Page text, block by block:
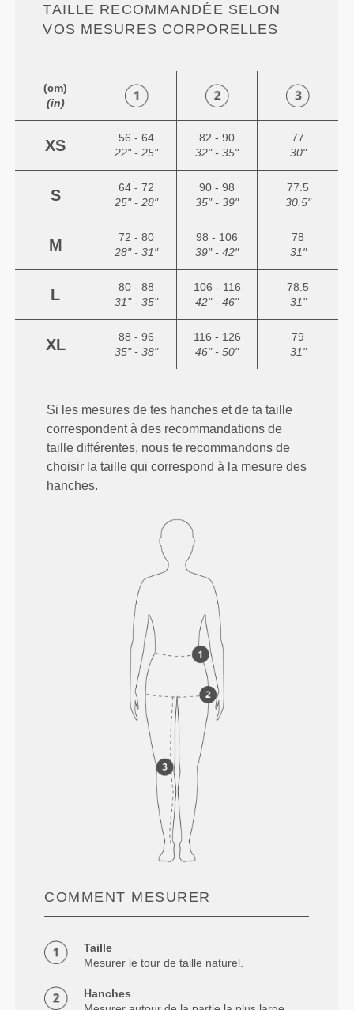
TAILLE RECOMMANDÉE SELON
VOS MESURES CORPORELLES
(cm)
(in)
XS
56 - 64
22" - 25"
82 - 90
32" - 35"
77
30"
S
64 - 72
25" - 28"
90 - 98
35" - 39"
77.5
30.5"
M
72 - 80
28" - 31"
98 - 106
39" - 42"
78
31"
L
80 - 88
31" - 35"
106 - 116
42" - 46"
78.5
31"
XL
88 - 96
35" - 38"
116 - 126
46" - 50"
79
31"
Si les mesures de tes hanches et de ta taille
correspondent à des recommandations de
taille différentes, nous te recommandons de
choisir la taille qui correspond à la mesure des
hanches.
COMMENT MESURER
Taille
Mesurer le tour de taille naturel.
Hanches